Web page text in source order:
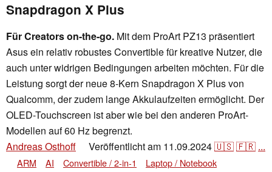
Snapdragon X Plus
Für Creators on-the-go. Mit dem ProArt PZ13 präsentiert
Asus ein relativ robustes Convertible für kreative Nutzer, die
auch unter widrigen Bedingungen arbeiten möchten. Für die
Leistung sorgt der neue 8-Kern Snapdragon X Plus von
Qualcomm, der zudem lange Akkulaufzeiten ermöglicht. Der
OLED-Touchscreen ist aber wie bei den anderen ProArt-
Modellen auf 60 Hz begrenzt.
Andreas Osthoff
Veröffentlicht am 11.09.2024🇺🇸🇫🇷 ...
ARM AI Convertible / 2-in-1
Laptop / Notebook